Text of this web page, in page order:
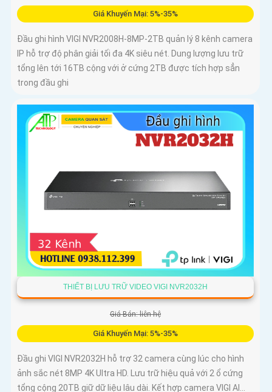
Giá Khuyến Mại: 5%-35%
Đầu ghi hình VIGI NVR2008H-8MP-2TB quản lý 8 kênh camera
IP hỗ trợ độ phân giải tối đa 4K siêu nét. Dung lượng lưu trữ
tổng lên tới 16TB cộng với ở cứng 2TB được tích hợp sẳn
trong đầu ghi
THIẾT BỊ LƯU TRỮ VIDEO VIGI NVR2032H
Giá Bán: liên hệ
Giá Khuyến Mại: 5%-35%
Đầu ghi VIGI NVR2032H hỗ trợ 32 camera cùng lúc cho hình
ảnh sắc nét 8MP 4K Ultra HD. Lưu trữ hiệu quả với 2 ổ cứng
tổng cộng 20TB giữ dữ liệu lâu dài. Kết hợp camera VIGI AI...